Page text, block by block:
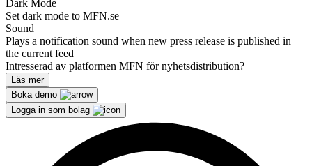
Dark Mode
Set dark mode to MFN.se
Sound
Plays a notification sound when new press release is published in
the current feed
Intresserad av platformen MFN för nyhetsdistribution?
Läs mer
Boka demo
Logga in som bolag